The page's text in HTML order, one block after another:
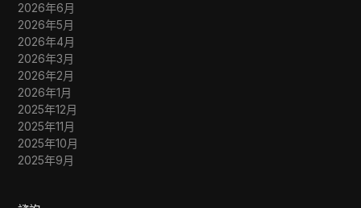
2026年6月
2026年5月
2026年4月
2026年3月
2026年2月
2026年1月
2025年12月
2025年11月
2025年10月
2025年9月